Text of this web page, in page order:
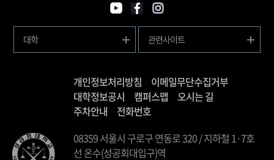
대학 관련사이트
개인정보처리방침
이메일무단수집거부
대학정보공시
캠퍼스맵
오시는 길
주차안내
전화번호
08359 서울시 구로구 연동로 320 / 지하철 1·7호
선 온수(성공회대입구)역